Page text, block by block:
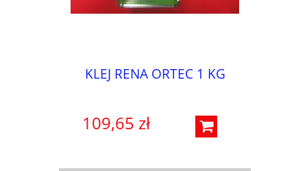
KLEJ RENA ORTEC 1 KG
109,65 zł